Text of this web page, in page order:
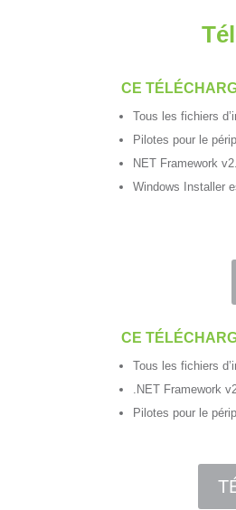
CE
Tous les fichiers
Pilotes pour le
NET Framework
Windows Installer
CE
Tous les fichiers
.NET Framework
Pilotes pour le